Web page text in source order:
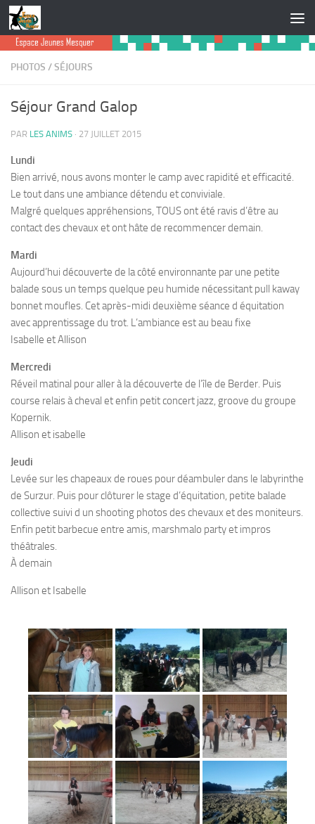
Skip to content
PHOTOS /SÉJOURS
Séjour Grand Galop
PAR LES ANIMS · 27 JUILLET 2015
Lundi
Bien arrivé, nous avons monter le camp avec rapidité et efficacité.
Le tout dans une ambiance détendu et conviviale.
Malgré quelques appréhensions, TOUS ont été ravis d’être au
contact des chevaux et ont hâte de recommencer demain.
Mardi
Aujourd’hui découverte de la côté environnante par une petite
balade sous un temps quelque peu humide nécessitant pull kaway
bonnet moufles. Cet après-midi deuxième séance d équitation
avec apprentissage du trot. L’ambiance est au beau fixe
Isabelle et Allison
Mercredi
Réveil matinal pour aller à la découverte de l’île de Berder. Puis
course relais à cheval et enfin petit concert jazz, groove du groupe
Kopernik.
Allison et isabelle
Jeudi
Levée sur les chapeaux de roues pour déambuler dans le labyrinthe
de Surzur. Puis pour clôturer le stage d’équitation, petite balade
collective suivi d un shooting photos des chevaux et des moniteurs.
Enfin petit barbecue entre amis, marshmalo party et impros
théâtrales.
À demain
Allison et Isabelle